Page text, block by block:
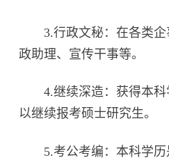
3.行政文秘：在各类企
政助理、宣传干事等。
4.继续深造：获得本科
以继续报考硕士研究生。
5.考公考编：本科学历